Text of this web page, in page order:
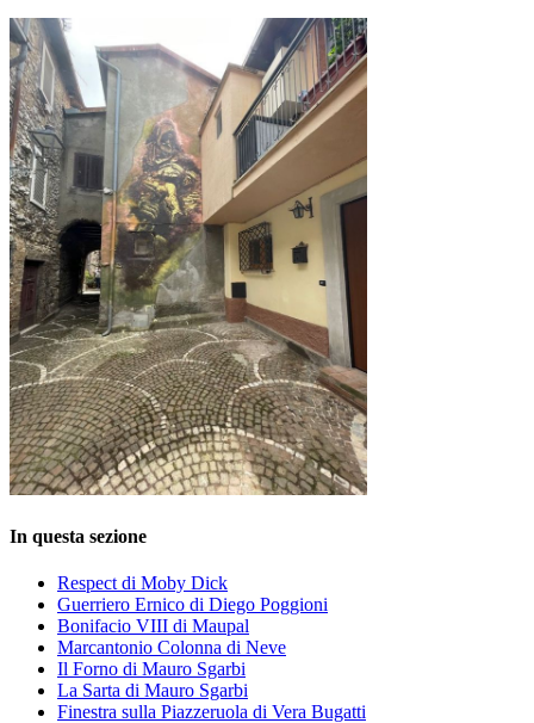
In questa sezione
Respect di Moby Dick
Guerriero Ernico di Diego Poggioni
Bonifacio VIII di Maupal
Marcantonio Colonna di Neve
Il Forno di Mauro Sgarbi
La Sarta di Mauro Sgarbi
Finestra sulla Piazzeruola di Vera Bugatti